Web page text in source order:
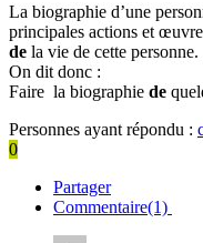
La biographie d’une
principales actions et
de la vie de cette personne.
On dit donc :
Faire la biographie de
Personnes ayant répondu :
0
Partager
Commentaire(1)